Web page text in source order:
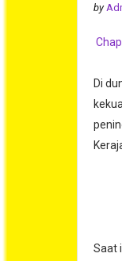
by
Di
Saat